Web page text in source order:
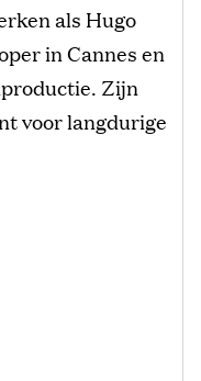
als Hugo
in Cannes en
Zijn
voor langdurige